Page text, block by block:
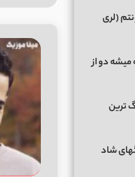
(لری
دو از
ترین
آهنگهای شاد